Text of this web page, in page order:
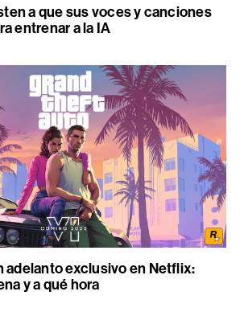
a que sus voces y canciones
entrenar a la IA
adelanto exclusivo en Netflix:
y a qué hora